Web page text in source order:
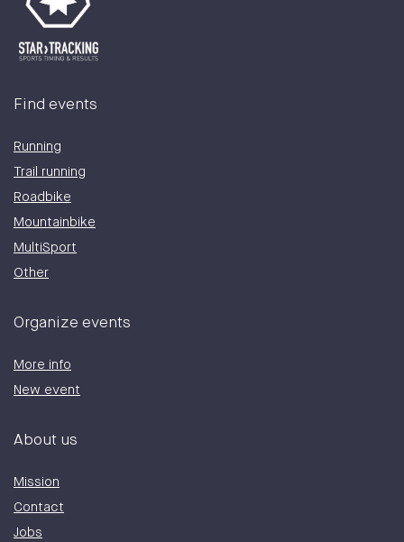
Find events
Running
Trail running
Roadbike
Mountainbike
MultiSport
Other
Organize events
More info
New event
About us
Mission
Contact
Jobs